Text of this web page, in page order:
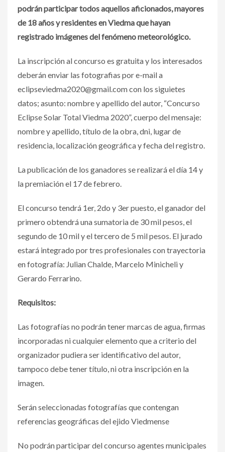
podrán participar todos aquellos aficionados, mayores
de 18 años y residentes en Viedma que hayan
registrado imágenes del fenómeno meteorológico.
La inscripción al concurso es gratuita y los interesados
deberán enviar las fotografias por e-mail a
eclipseviedma2020@gmail.com con los siguietes
datos; asunto: nombre y apellido del autor, “Concurso
Eclipse Solar Total Viedma 2020”, cuerpo del mensaje:
nombre y apellido, título de la obra, dni, lugar de
residencia, localización geográfica y fecha del registro.
La publicación de los ganadores se realizará el día 14 y
la premiación el 17 de febrero.
El concurso tendrá 1er, 2do y 3er puesto, el ganador del
primero obtendrá una sumatoria de 30 mil pesos, el
segundo de 10 mil y el tercero de 5 mil pesos. El jurado
estará integrado por tres profesionales con trayectoria
en fotografía: Julian Chalde, Marcelo Minicheli y
Gerardo Ferrarino.
Requisitos:
Las fotografías no podrán tener marcas de agua, firmas
incorporadas ni cualquier elemento que a criterio del
organizador pudiera ser identificativo del autor,
tampoco debe tener título, ni otra inscripción en la
imagen.
Serán seleccionadas fotografías que contengan
referencias geográficas del ejido Viedmense
No podrán participar del concurso agentes municipales